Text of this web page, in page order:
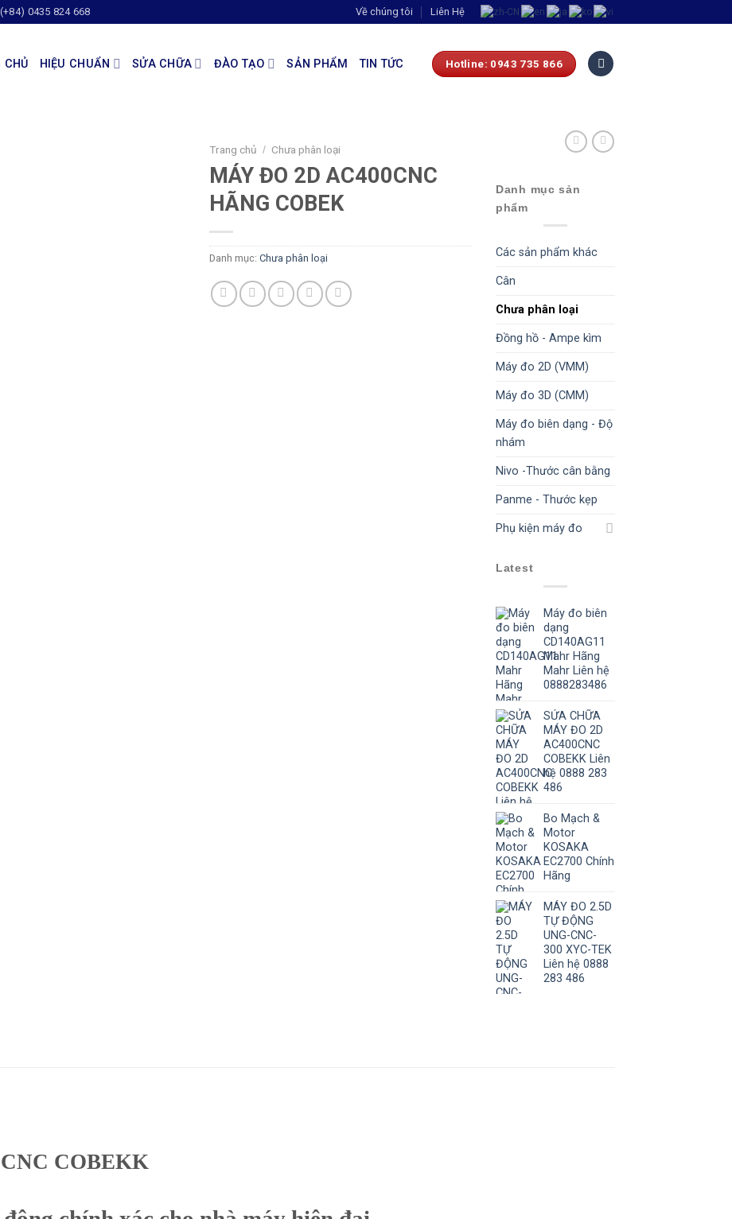
(+84) 0435 824 668 Về chúng tôi Liên Hệ
CHỦ HIỆU CHUẨN SỬA CHỮA ĐÀO TẠO SẢN PHẨM TIN TỨC Hotline: 0943 735 866
Trang chủ / Chưa phân loại
MÁY ĐO 2D AC400CNC
HÃNG COBEK
Danh mục: Chưa phân loại
Danh mục sản
phẩm
Các sản phẩm khác
Cân
Chưa phân loại
Đồng hồ - Ampe kìm
Máy đo 2D (VMM)
Máy đo 3D (CMM)
Máy đo biên dạng - Độ
nhám
Nivo -Thước cân bằng
Panme - Thước kẹp
Phụ kiện máy đo
Latest
Máy đo biên
dạng
CD140AG11
Mahr Hãng
Mahr Liên hệ
0888283486
SỬA CHỮA
MÁY ĐO 2D
AC400CNC
COBEKK Liên
hệ 0888 283
486
Bo Mạch &
Motor
KOSAKA
EC2700 Chính
Hãng
MÁY ĐO 2.5D
TỰ ĐỘNG
UNG-CNC-
300 XYC-TEK
Liên hệ 0888
283 486
COBEKK